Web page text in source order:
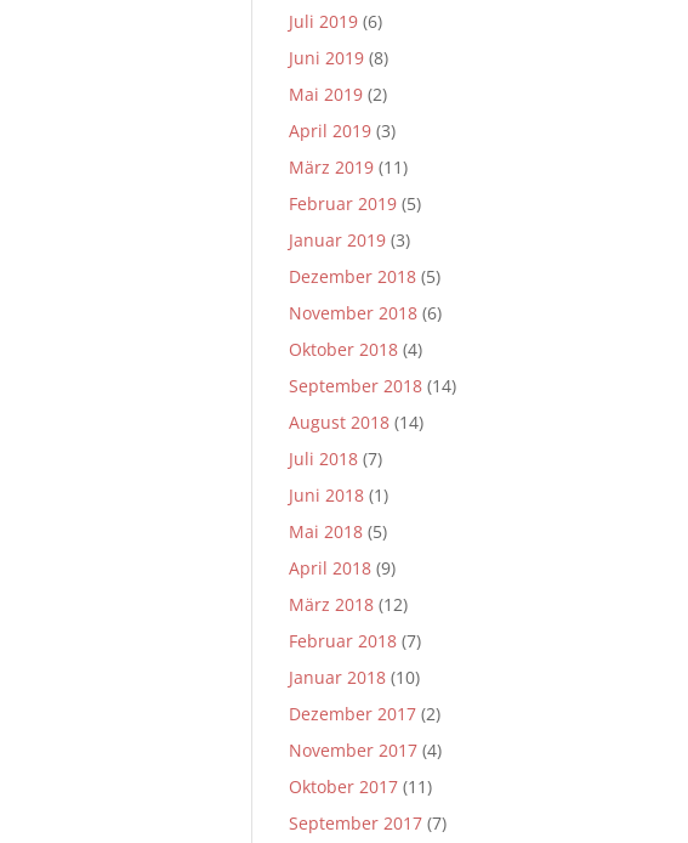
Juli 2019 (6)
Juni 2019 (8)
Mai 2019 (2)
April 2019 (3)
März 2019 (11)
Februar 2019 (5)
Januar 2019 (3)
Dezember 2018 (5)
November 2018 (6)
Oktober 2018 (4)
September 2018 (14)
August 2018 (14)
Juli 2018 (7)
Juni 2018 (1)
Mai 2018 (5)
April 2018 (9)
März 2018 (12)
Februar 2018 (7)
Januar 2018 (10)
Dezember 2017 (2)
November 2017 (4)
Oktober 2017 (11)
September 2017 (7)